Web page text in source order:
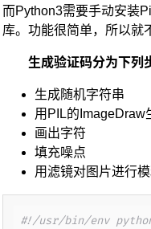
而Python3需要手动安装
库。功能很简单，所以就
生成验证码分为下列
生成随机字符串
用PIL的ImageDraw
画出字符
填充噪点
用滤镜对图片进行
#!/usr/bin/env